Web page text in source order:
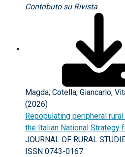
Contributo su Rivista
Magda; Cotella, Giancarlo;
(2026)
Repopulating peripheral
the Italian National Strategy
JOURNAL OF RURAL
ISSN 0743-0167